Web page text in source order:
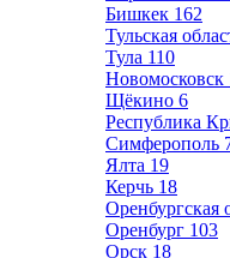
Бишкек 162
Тульская
Тула 110
Новомосковск
Щёкино 6
Республика
Симферополь
Ялта 19
Керчь 18
Оренбургская
Оренбург 103
Орск 18